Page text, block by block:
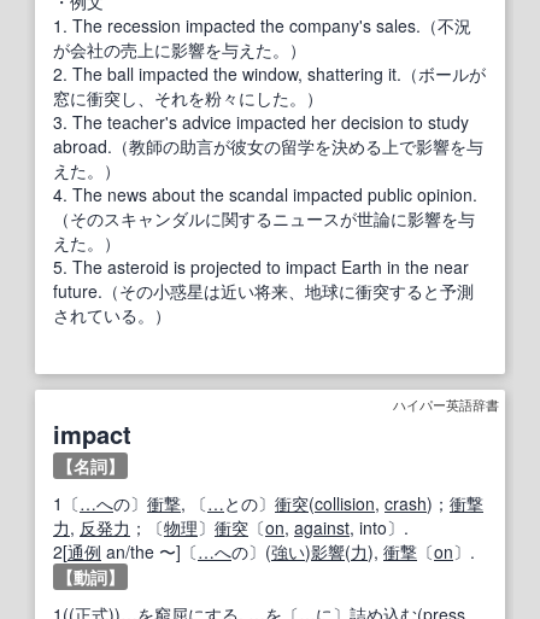
1. The recession impacted the company's sales.（不況
が会社の売上に影響を与えた。）
2. The ball impacted the window, shattering it.（ボールが
窓に衝突し、それを粉々にした。）
3. The teacher's advice impacted her decision to study
abroad.（教師の助言が彼女の留学を決める上で影響を与
えた。）
4. The news about the scandal impacted public opinion.
（そのスキャンダルに関するニュースが世論に影響を与
えた。）
5. The asteroid is projected to impact Earth in the near
future.（その小惑星は近い将来、地球に衝突すると予測
されている。）
ハイパー英語辞書
impact
【名詞】
1〔…への〕 衝撃, 〔…との〕 衝突(collision, crash)； 衝撃
力, 反発力 ；〔物理〕 衝突 〔on, against, into〕.
2[通例 an/the 〜]〔…への〕(強い)影響(力), 衝撃 〔on〕.
【動詞】